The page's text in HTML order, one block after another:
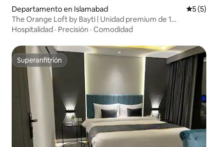
Departamento en Islamabad
5 (5)
The Orange Loft by Bayti | Unidad premium de 1
dormitorio
Hospitalidad · Precisión · Comodidad
Superanfitrión
Superanfitrión